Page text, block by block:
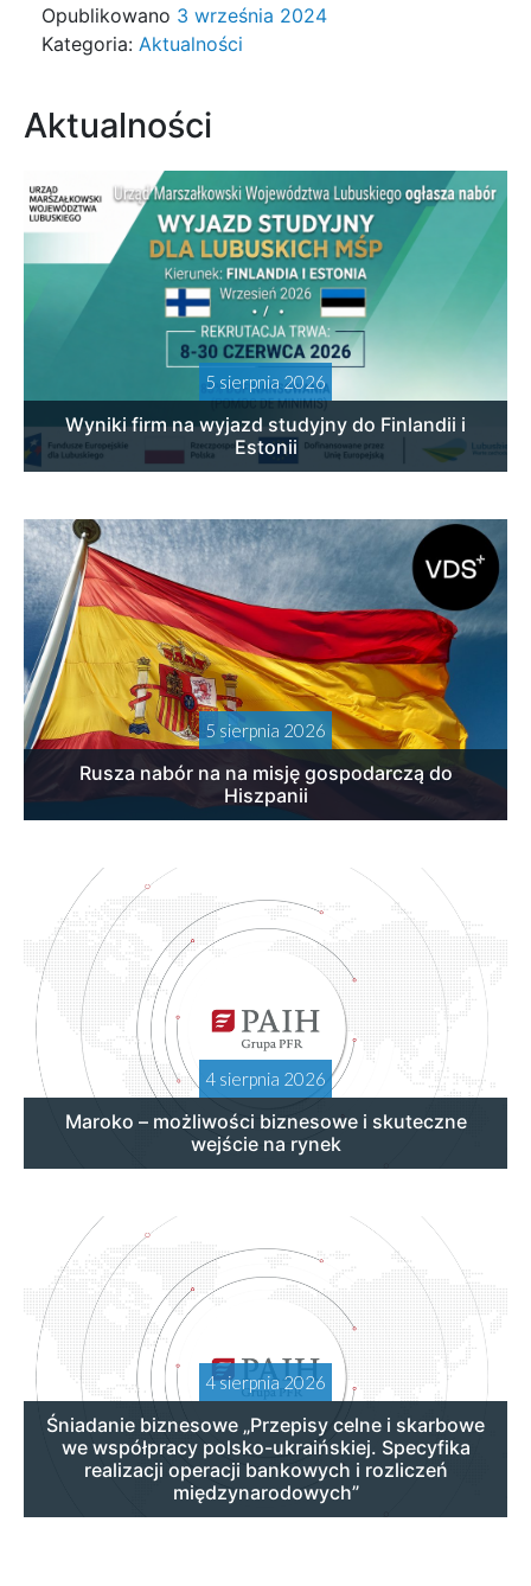
Opublikowano 3 września 2024
Kategoria: Aktualności
Aktualności
5 sierpnia 2026
Wyniki firm na wyjazd studyjny do Finlandii i
Estonii
5 sierpnia 2026
Rusza nabór na na misję gospodarczą do
Hiszpanii
4 sierpnia 2026
Maroko – możliwości biznesowe i skuteczne
wejście na rynek
4 sierpnia 2026
Śniadanie biznesowe „Przepisy celne i skarbowe
we współpracy polsko-ukraińskiej. Specyfika
realizacji operacji bankowych i rozliczeń
międzynarodowych”